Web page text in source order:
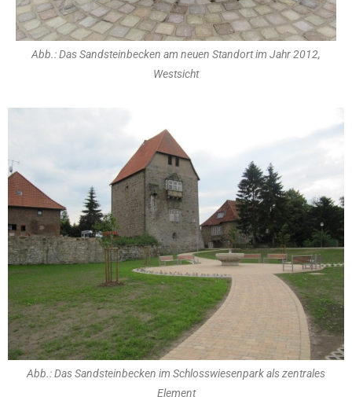
Abb.: Das Sandsteinbecken am neuen Standort im Jahr 2012,
Westsicht
Abb.: Das Sandsteinbecken im Schlosswiesenpark als zentrales
Element